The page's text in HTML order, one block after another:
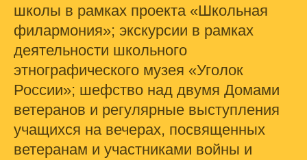
школы в рамках проекта «Школьная
филармония»; экскурсии в рамках
деятельности школьного
этнографического музея «Уголок
России»; шефство над двумя Домами
ветеранов и регулярные выступления
учащихся на вечерах, посвященных
ветеранам и участниками войны и